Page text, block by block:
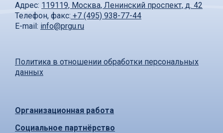
Адрес: 119119, Москва, Ленинский проспект, д. 42
Телефон, факс: +7 (495) 938-77-44
E-mail: info@prgu.ru
Политика в отношении обработки персональных
данных
Организационная работа
Социальное партнёрство